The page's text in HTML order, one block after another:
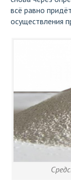
всё равно
осуществления